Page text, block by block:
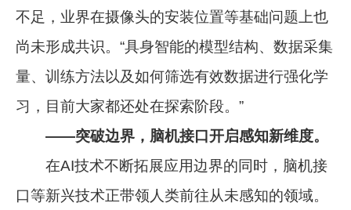
不足，业界在摄像头的安装位置等基础问题上也
尚未形成共识。“具身智能的模型结构、数据采集
量、训练方法以及如何筛选有效数据进行强化学
习，目前大家都还处在探索阶段。”
——突破边界，脑机接口开启感知新维度。
在AI技术不断拓展应用边界的同时，脑机接
口等新兴技术正带领人类前往从未感知的领域。